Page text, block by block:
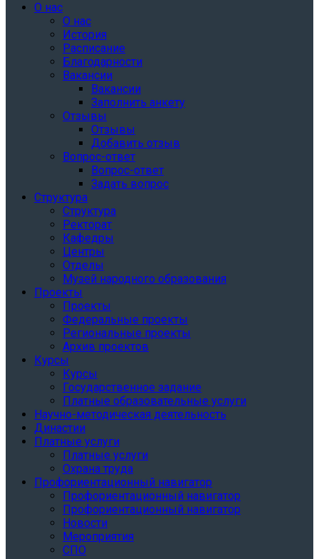
О нас
О нас
История
Расписание
Благодарности
Вакансии
Вакансии
Заполнить анкету
Отзывы
Отзывы
Добавить отзыв
Вопрос-ответ
Вопрос-ответ
Задать вопрос
Структура
Структура
Ректорат
Кафедры
Центры
Отделы
Музей народного образования
Проекты
Проекты
Федеральные проекты
Региональные проекты
Архив проектов
Курсы
Курсы
Государственное задание
Платные образовательные услуги
Научно-методическая деятельность
Династии
Платные услуги
Платные услуги
Охрана труда
Профориентационный навигатор
Профориентационный навигатор
Профориентационный навигатор
Новости
Мероприятия
СПО